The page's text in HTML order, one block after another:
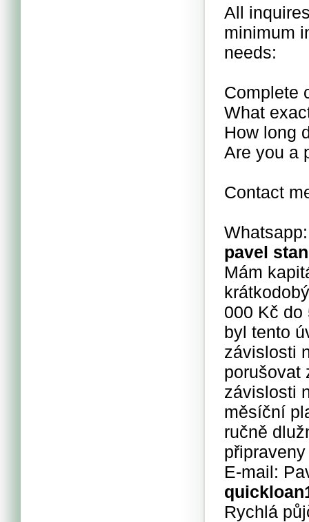
All
minimum
needs:
Complete
What
How long
Are you a
Contact
pavel
Mám
000 Kč do
byl tento
závislosti
porušovat
závislosti
měsíční
ručně
připraveny
E-mail:
quickloan
Rychlá